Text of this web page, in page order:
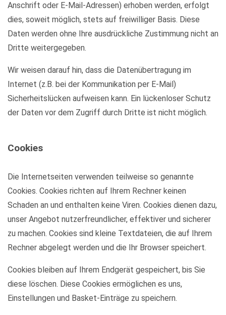
Anschrift oder E-Mail-Adressen) erhoben werden, erfolgt
dies, soweit möglich, stets auf freiwilliger Basis. Diese
Daten werden ohne Ihre ausdrückliche Zustimmung nicht an
Dritte weitergegeben.
Wir weisen darauf hin, dass die Datenübertragung im
Internet (z.B. bei der Kommunikation per E-Mail)
Sicherheitslücken aufweisen kann. Ein lückenloser Schutz
der Daten vor dem Zugriff durch Dritte ist nicht möglich.
Cookies
Die Internetseiten verwenden teilweise so genannte
Cookies. Cookies richten auf Ihrem Rechner keinen
Schaden an und enthalten keine Viren. Cookies dienen dazu,
unser Angebot nutzerfreundlicher, effektiver und sicherer
zu machen. Cookies sind kleine Textdateien, die auf Ihrem
Rechner abgelegt werden und die Ihr Browser speichert.
Cookies bleiben auf Ihrem Endgerät gespeichert, bis Sie
diese löschen. Diese Cookies ermöglichen es uns,
Einstellungen und Basket-Einträge zu speichern.